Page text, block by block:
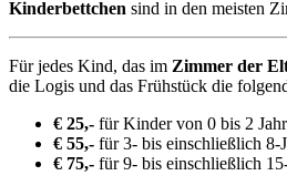
Kinderbettchen sind in den meisten
Für jedes Kind, das im Zimmer der
die Logis und das Frühstück die
€ 25,- für Kinder von 0 bis 2
€ 55,- für 3- bis einschließlich 8-
€ 75,- für 9- bis einschließlich